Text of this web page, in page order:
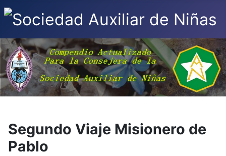
Segundo Viaje Misionero de
Pablo